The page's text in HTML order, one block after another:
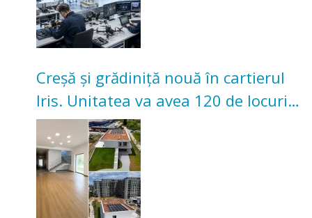
Creșă și grădiniță nouă în cartierul
Iris. Unitatea va avea 120 de locuri
pentru copii